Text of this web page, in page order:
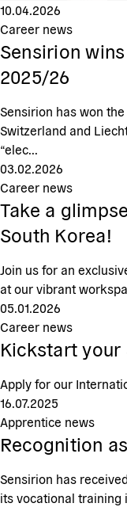
10.04.2026
Career news
Sensirion wins
2025/26
Sensirion has won the
Switzerland and
“elec...
03.02.2026
Career news
Take a
South Korea!
Join us for an
at our vibrant
05.01.2026
Career news
Kickstart your
Apply for our
16.07.2025
Apprentice news
Recognition
Sensirion has
its vocational training